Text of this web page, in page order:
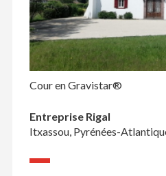
Cour en Gravistar®
Entreprise Rigal
Itxassou, Pyrénées-